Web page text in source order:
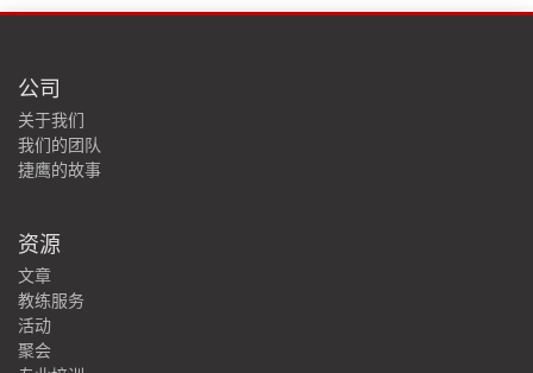
公司
关于我们
我们的团队
捷鹰的故事
资源
文章
教练服务
活动
聚会